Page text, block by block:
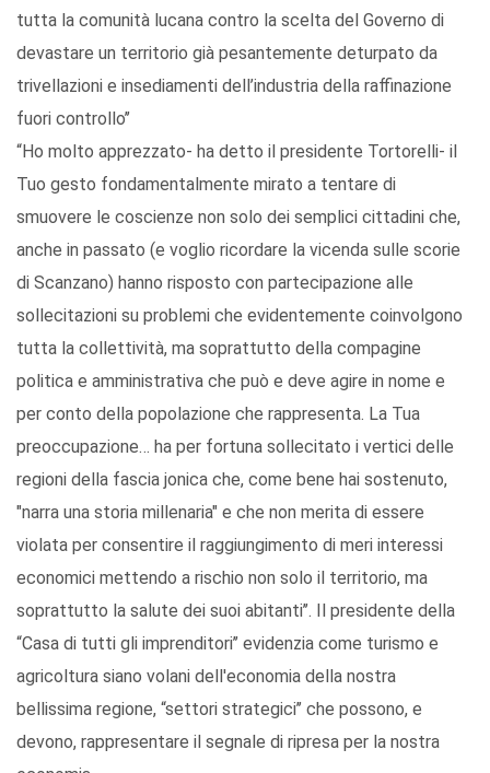
tutta la comunità lucana contro la scelta del Governo di
devastare un territorio già pesantemente deturpato da
trivellazioni e insediamenti dell’industria della raffinazione
fuori controllo’’
“Ho molto apprezzato- ha detto il presidente Tortorelli- il
Tuo gesto fondamentalmente mirato a tentare di
smuovere le coscienze non solo dei semplici cittadini che,
anche in passato (e voglio ricordare la vicenda sulle scorie
di Scanzano) hanno risposto con partecipazione alle
sollecitazioni su problemi che evidentemente coinvolgono
tutta la collettività, ma soprattutto della compagine
politica e amministrativa che può e deve agire in nome e
per conto della popolazione che rappresenta. La Tua
preoccupazione… ha per fortuna sollecitato i vertici delle
regioni della fascia jonica che, come bene hai sostenuto,
"narra una storia millenaria" e che non merita di essere
violata per consentire il raggiungimento di meri interessi
economici mettendo a rischio non solo il territorio, ma
soprattutto la salute dei suoi abitanti’’. Il presidente della
“Casa di tutti gli imprenditori’’ evidenzia come turismo e
agricoltura siano volani dell'economia della nostra
bellissima regione, “settori strategici’’ che possono, e
devono, rappresentare il segnale di ripresa per la nostra